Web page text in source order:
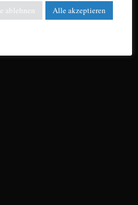
ablehnen Alle akzeptieren